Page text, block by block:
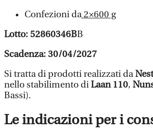
Confezioni da2×600 g
Lotto: 52860346BB
Scadenza: 30/04/2027
Si tratta di prodotti realizzati da
nello stabilimento diLaan 110,
Bassi).
Le indicazioni per i